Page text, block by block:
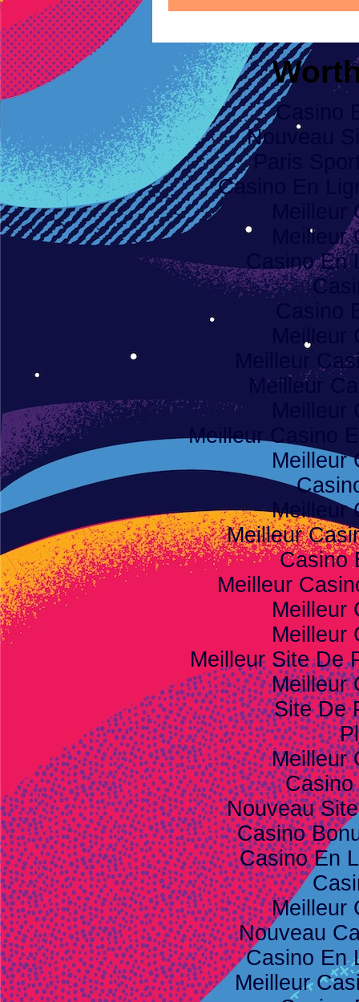
Casino
Nouveau
Paris
Casino En
Casino En
Casino
Meilleur
Meilleur
Meilleur Casino
Meilleur
Meilleur
Meilleur
Casino
Meilleur
Meilleur
Meilleur
Meilleur Site De
Meilleur
Site De
Meilleur
Casino
Nouveau
Casino
Casino En
Meilleur
Nouveau
Casino En
Meilleur